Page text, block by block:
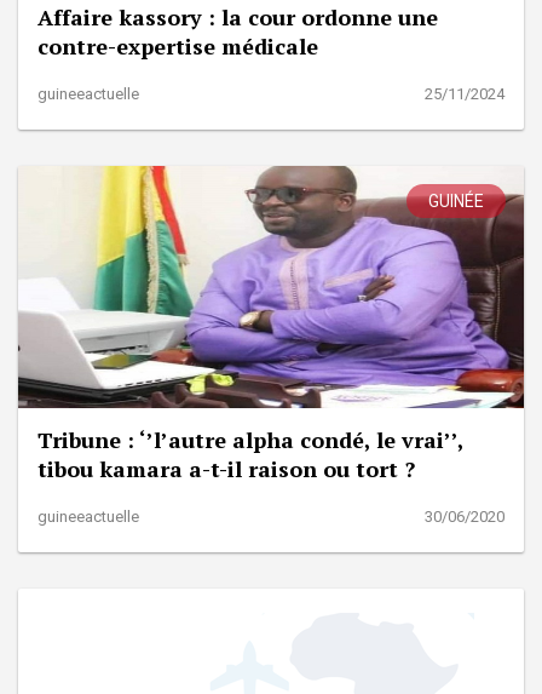
Affaire kassory : la cour ordonne une
contre-expertise médicale
guineeactuelle 25/11/2024
GUINÉE
Tribune : ‘’l’autre alpha condé, le vrai’’,
tibou kamara a-t-il raison ou tort ?
guineeactuelle 30/06/2020